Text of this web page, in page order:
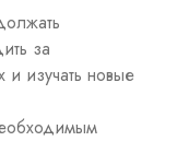
за
изучать новые